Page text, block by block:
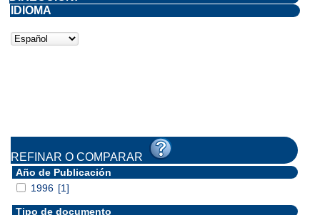
IDIOMA
REFINAR O COMPARAR
Año de Publicación
1996 [1]
Tipo de documento